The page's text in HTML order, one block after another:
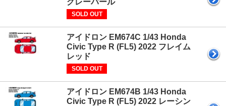
グレーパール
SOLD OUT
アイドロン EM674C 1/43 Honda
Civic Type R (FL5) 2022 フレイム
レッド
SOLD OUT
アイドロン EM674B 1/43 Honda
Civic Type R (FL5) 2022 レーシン